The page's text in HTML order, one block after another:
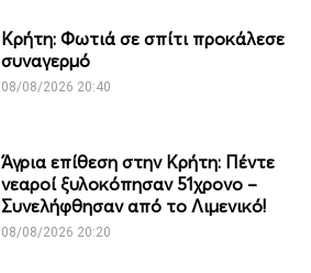
Κρήτη: Φωτιά σε σπίτι προκάλεσε
συναγερμό
08/08/2026 20:40
Άγρια επίθεση στην Κρήτη: Πέντε
νεαροί ξυλοκόπησαν 51χρονο –
Συνελήφθησαν από το Λιμενικό!
08/08/2026 20:20